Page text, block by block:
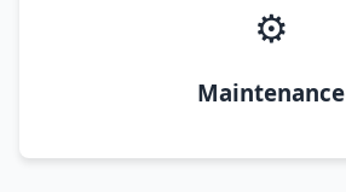
⚙️
Maintenance